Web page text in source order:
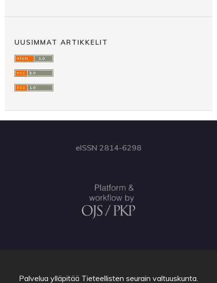
UUSIMMAT ARTIKKELIT
eISSN 2814-6298
Palvelua ylläpitää Tieteellisten seurain valtuuskunta.